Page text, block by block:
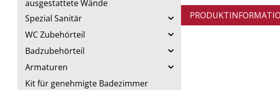
ausgestattete Wände
Spezial Sanitär
WC Zubehörteil
Badzubehörteil
Armaturen
Kit für genehmigte Badezimmer